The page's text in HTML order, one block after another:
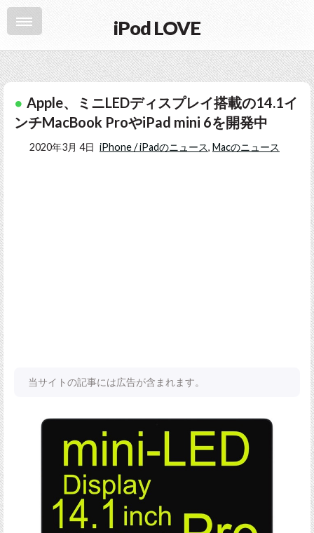
iPod LOVE
Apple、ミニLEDディスプレイ搭載の14.1イ
ンチMacBook ProやiPad mini 6を開発中
2020年3月 4日 iPhone / iPadのニュース, Macのニュース
当サイトの記事には広告が含まれます。